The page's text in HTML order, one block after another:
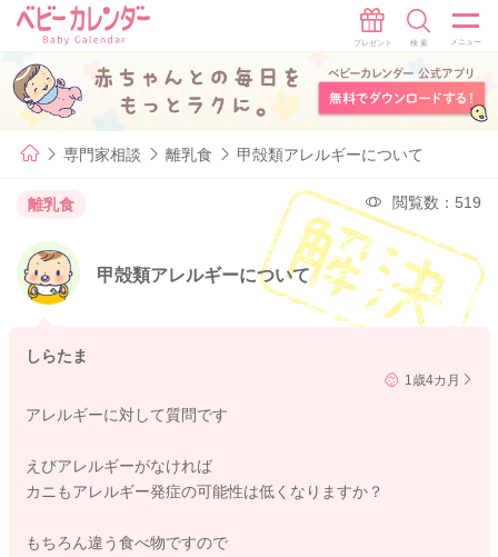
専門家相談 離乳食 甲殻類アレルギーについて
離乳食 閲覧数：519
甲殻類アレルギーについて
しらたま
1歳4カ月
アレルギーに対して質問です
えびアレルギーがなければ
カニもアレルギー発症の可能性は低くなりますか？
もちろん違う食べ物ですので